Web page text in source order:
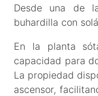
Desde una de
buhardilla con
En la planta
capacidad para
La propiedad
ascensor,